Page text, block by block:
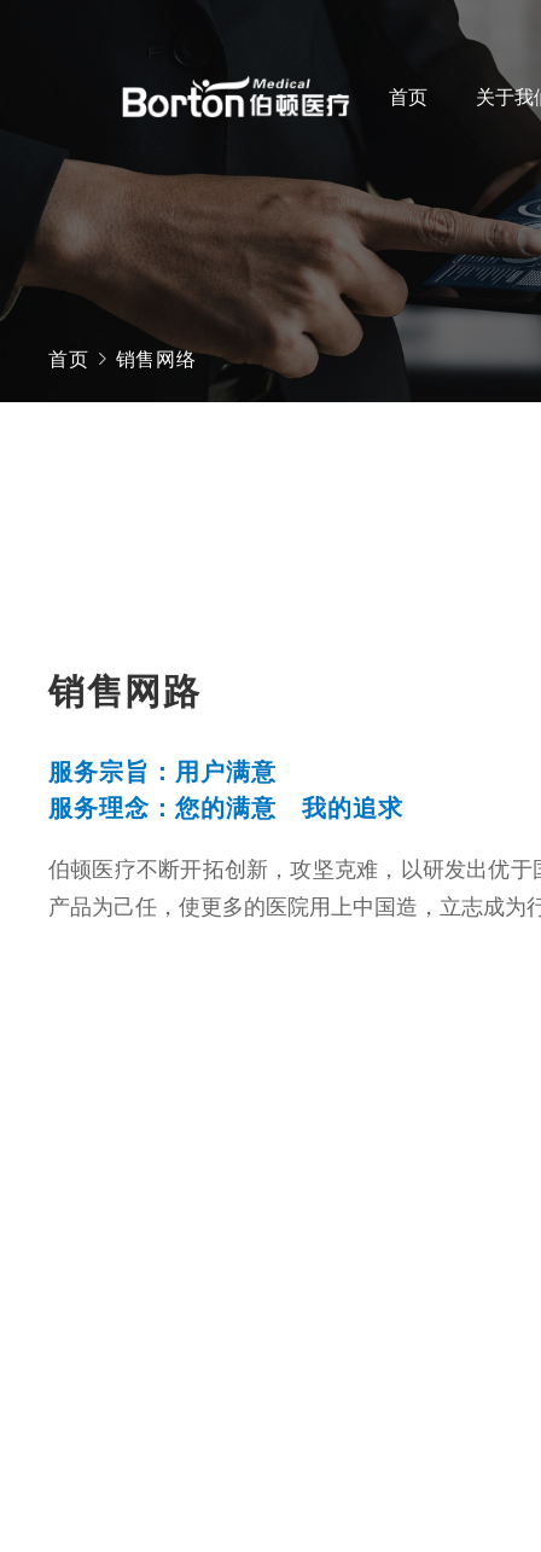
首页 关于我
首页 销售网络
销售网路
服务宗旨：用户满意
服务理念：您的满意 我的追求
伯顿医疗不断开拓创新，攻坚克难，以研发出优于
产品为己任，使更多的医院用上中国造，立志成为